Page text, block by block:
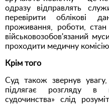
одразу відправлять
перевірити облікові
проживання, роботи,
військовозобов'язаний
проходити медичну
Крім того
Суд також звернув
підлягає розгляду в
судочинства» слід